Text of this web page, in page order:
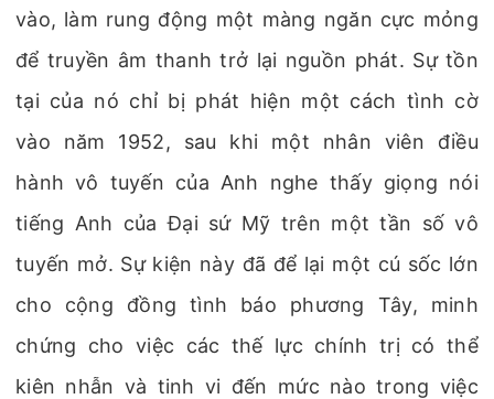
vào, làm rung động một màng ngăn cực mỏng
để truyền âm thanh trở lại nguồn phát. Sự tồn
tại của nó chỉ bị phát hiện một cách tình cờ
vào năm 1952, sau khi một nhân viên điều
hành vô tuyến của Anh nghe thấy giọng nói
tiếng Anh của Đại sứ Mỹ trên một tần số vô
tuyến mở. Sự kiện này đã để lại một cú sốc lớn
cho cộng đồng tình báo phương Tây, minh
chứng cho việc các thế lực chính trị có thể
kiên nhẫn và tinh vi đến mức nào trong việc